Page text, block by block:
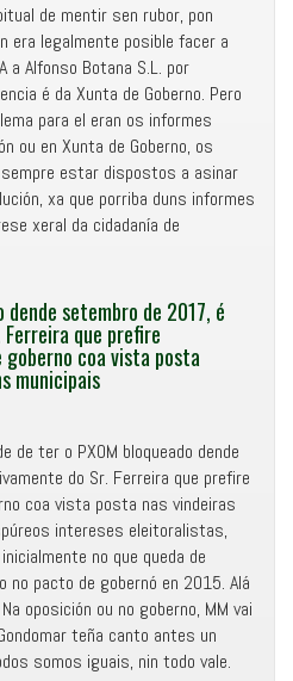
de mentir sen rubor, pon
era legalmente posible facer a
a Alfonso Botana S.L. por
é da Xunta de Goberno. Pero
para el eran os informes
ou en Xunta de Goberno, os
estar dispostos a asinar
xa que porriba duns informes
xeral da cidadanía de
dende setembro de 2017, é
que prefire
coa vista posta
municipais
de ter o PXOM bloqueado dende
do Sr. Ferreira que prefire
coa vista posta nas vindeiras
intereses eleitoralistas,
no que queda de
no pacto de gobernó en 2015. Alá
oposición ou no goberno, MM vai
teña canto antes un
somos iguais, nin todo vale.